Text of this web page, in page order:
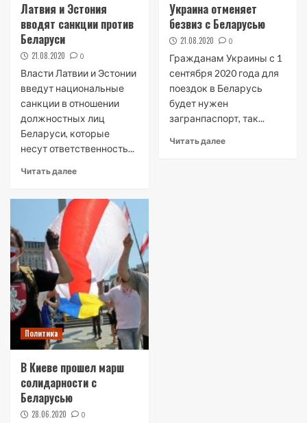
Латвия и Эстония
вводят санкции против
Беларуси
21.08.2020 0
Власти Латвии и Эстонии
введут национальные
санкции в отношении
должностных лиц
Беларуси, которые
несут ответственность...
Читать далее
Украина отменяет
безвиз с Беларусью
21.08.2020 0
Гражданам Украины с 1
сентября 2020 года для
поездок в Беларусь
будет нужен
загранпаспорт, так...
Читать далее
Политика
В Киеве прошел марш
солидарности с
Беларусью
28.06.2020 0